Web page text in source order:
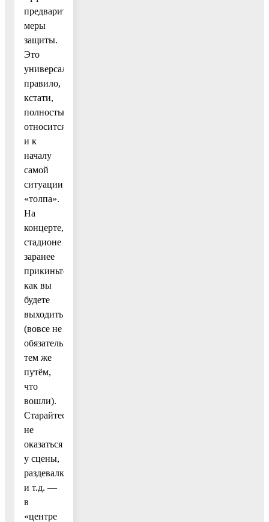
предварительные
меры
защиты.
Это
универсальное
правило,
кстати,
полностью
относится
и к
началу
самой
ситуации
«толпа».
На
концерте,
стадионе
заранее
прикиньте,
как вы
будете
выходить
(вовсе не
обязательно
тем же
путём,
что
вошли).
Старайтесь
не
оказаться
у сцены,
раздевалки
и т.д. —
в
«центре